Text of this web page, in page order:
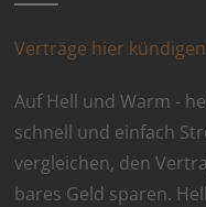
Verträge hier kündigen
Auf Hell und Warm -
schnell und einfach
vergleichen, den
bares Geld sparen.